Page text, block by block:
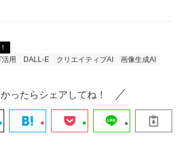
用 DALL-E クリエイティブAI 画像生成AI
ったらシェアしてね！